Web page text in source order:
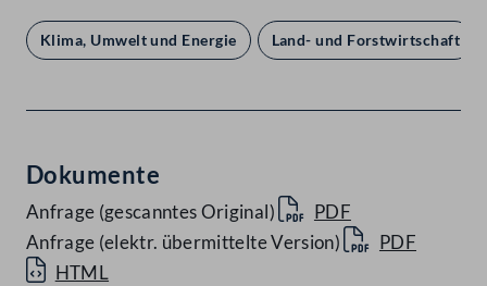
Klima, Umwelt und Energie Land- und Forstwirtschaft
Dokumente
Anfrage (gescanntes Original)
PDF
Anfrage (elektr. übermittelte Version)
PDF
HTML